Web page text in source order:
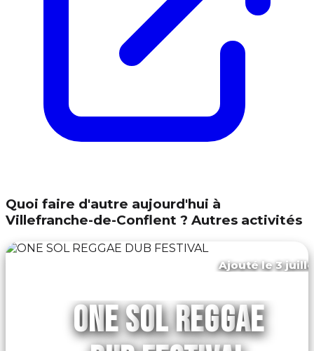
Quoi faire d'autre aujourd'hui à
Villefranche-de-Conflent ? Autres activités
Ajouté le 3
ONE SOL REGGAE